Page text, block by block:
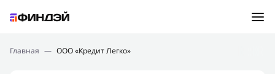
Подбор займа
Главная — ООО «Кредит Легко»
Ошибка:Контактная форма не найдена.
Спасибо, что написали нам